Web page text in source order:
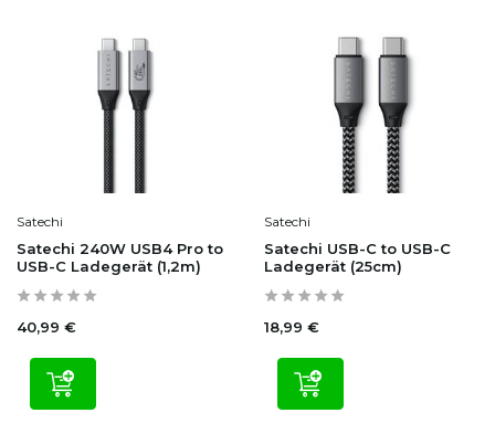
Satechi
Satechi 240W USB4 Pro to
USB-C Ladegerät (1,2m)
40,99 €
Satechi
Satechi USB-C to USB-C
Ladegerät (25cm)
18,99 €